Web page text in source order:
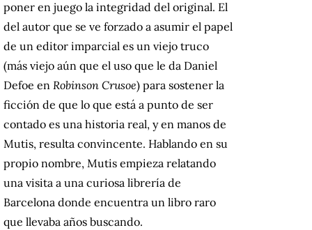
poner en juego la integridad del original. El
del autor que se ve forzado a asumir el papel
de un editor imparcial es un viejo truco
(más viejo aún que el uso que le da Daniel
Defoe en Robinson Crusoe) para sostener la
ficción de que lo que está a punto de ser
contado es una historia real, y en manos de
Mutis, resulta convincente. Hablando en su
propio nombre, Mutis empieza relatando
una visita a una curiosa librería de
Barcelona donde encuentra un libro raro
que llevaba años buscando.